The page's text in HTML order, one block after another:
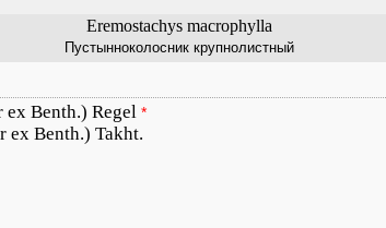
Eremostachys macrophylla
Пустынноколосник крупнолистный
Benth.) Regel *
ex Benth.) Takht.